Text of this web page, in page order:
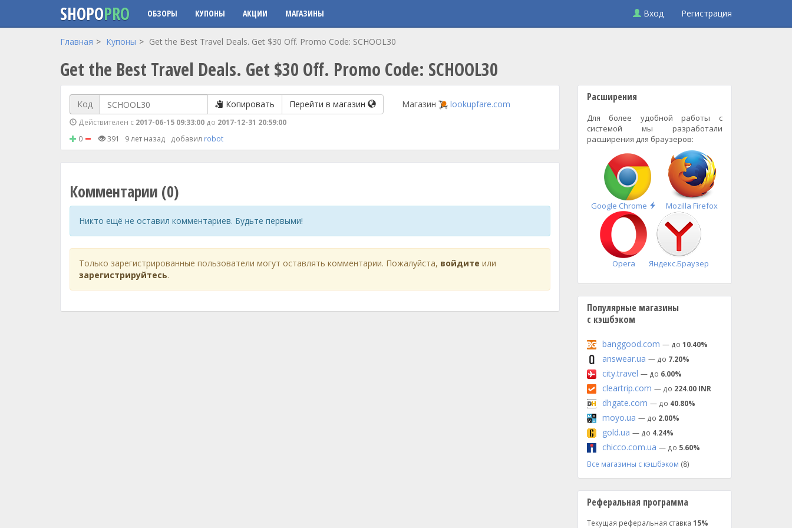
Перейти к основному содержанию
SHOPOPRO ОБЗОРЫ КУПОНЫ АКЦИИ МАГАЗИНЫ Вход Регистрация
Главная Купоны Get the Best Travel Deals. Get $30 Off. Promo Code: SCHOOL30
Get the Best Travel Deals. Get $30 Off. Promo Code: SCHOOL30
Код Копировать Перейти в магазин
Действителен с 2017-06-15 09:33:00 до 2017-12-31 20:59:00
Магазин lookupfare.com
0 391 9 лет назад добавил robot
Комментарии (0)
Никто ещё не оставил комментариев. Будьте первыми!
Только зарегистрированные пользователи могут оставлять комментарии. Пожалуйста, войдите или
зарегистрируйтесь.
Расширения
Для более удобной работы с
системой мы разработали
расширения для браузеров:
Google Chrome
Быстрая
установка
Mozilla Firefox
Opera Яндекс.Браузер
Популярные магазины
с кэшбэком
banggood.com — до 10.40%
answear.ua — до 7.20%
city.travel — до 6.00%
cleartrip.com — до 224.00 INR
dhgate.com — до 40.80%
moyo.ua — до 2.00%
gold.ua — до 4.24%
chicco.com.ua — до 5.60%
Все магазины с кэшбэком (8)
Реферальная программа
Текущая реферальная ставка 15%